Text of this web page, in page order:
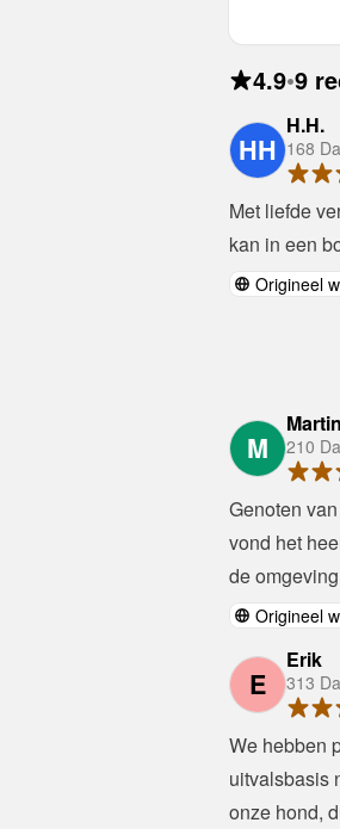
4.9•9
HH
H.H.
168
Met liefde
kan in een
Origineel
M
Martin
210
Genoten
vond het
de
Origineel
E
Erik
313
We hebben
uitvalsbasis
onze hond,